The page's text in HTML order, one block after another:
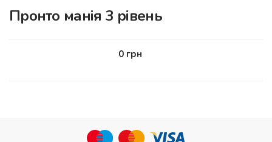
Пронто манія 3 рівень
0грн